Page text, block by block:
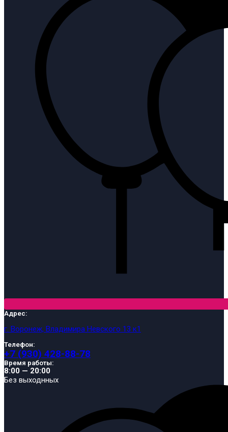
Адрес:
г. Воронеж, Владимира Невского 13 к1
Телефон:
+7 (930) 428-88-78
Время работы:
8:00 — 20:00
Без выходнных